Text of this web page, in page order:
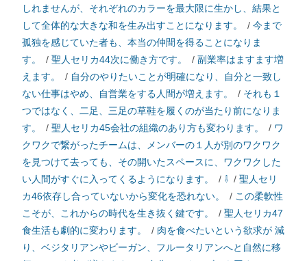
しれませんが、それぞれのカラーを最大限に生かし、結果と
して全体的な大きな和を生み出すことになります。
/ 今まで
孤独を感じていた者も、本当の仲間を得ることになりま
す。
/ 聖人セリカ44次に働き方です。 / 副業率はますます増
えます。
/ 自分のやりたいことが明確になり、自分と一致し
ない仕事はやめ、自営業をする人間が増えます。
/ それも１
つではなく、二足、三足の草鞋を履くのが当たり前になりま
す。
/ 聖人セリカ45会社の組織のあり方も変わります。 / ワ
クワクで繋がったチームは、メンバーの１人が別のワクワク
を見つけて去っても、その開いたスペースに、ワクワクした
い人間がすぐに入ってくるようになります。
/ ⇩ / 聖人セリ
カ46依存し合っていないから変化を恐れない。
/ この柔軟性
こそが、これからの時代を生き抜く鍵です。
/ 聖人セリカ47
食生活も劇的に変わります。
/ 肉を食べたいという欲求が 減
り、ベジタリアンやビーガン、フルータリアンへと自然に移